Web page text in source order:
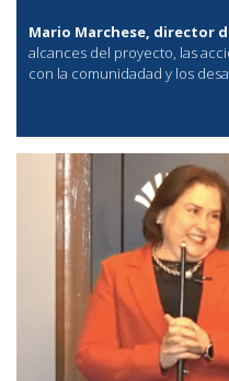
Mario Marchese, director
alcances del proyecto, las
con la comunidadad y los